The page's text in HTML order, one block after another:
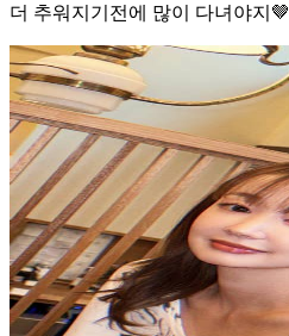
더 추워지기전에 많이 다녀야지🤎